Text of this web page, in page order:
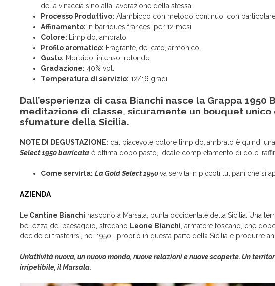
della vinaccia sino alla lavorazione della stessa.
Processo Produttivo: Alambicco con metodo continuo, con
Affinamento: in barriques francesi per 12 mesi
Colore: Limpido, ambrato.
Profilo aromatico: Fragrante, delicato, armonico.
Gusto: Morbido, intenso, rotondo.
Gradazione: 40% vol.
Temperatura di servizio: 12/16 gradi
Dall’esperienza di casa Bianchi nasce la Grappa 1950
meditazione di classe, sicuramente un bouquet
sfumature della Sicilia.
NOTE DI DEGUSTAZIONE: dal piacevole colore limpido, ambrato è quindi
Select 1950 barricata è ottima dopo pasto, ideale completamento di dolci
Come servirla: La Gold Select 1950va servita in piccoli tulipani che si
AZIENDA
Le Cantine Bianchi nascono a Marsala, punta occidentale della Sicilia. Una
bellezza del paesaggio, stregano Leone Bianchi , armatore toscano, che
decide di trasferirsi, nel 1950, proprio in questa parte della Sicilia e produrre
Un’attività nuova, un nuovo mondo, nuove relazioni e nuove scoperte. Un
irripetibile, il Marsala.